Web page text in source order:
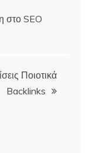
στο SEO
Ποιοτικά
Backlinks